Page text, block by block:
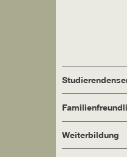
Weiterbildung